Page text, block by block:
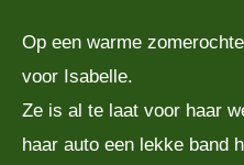
Op een warme
voor Isabelle.
Ze is al te laat voor haar
haar auto een lekke band